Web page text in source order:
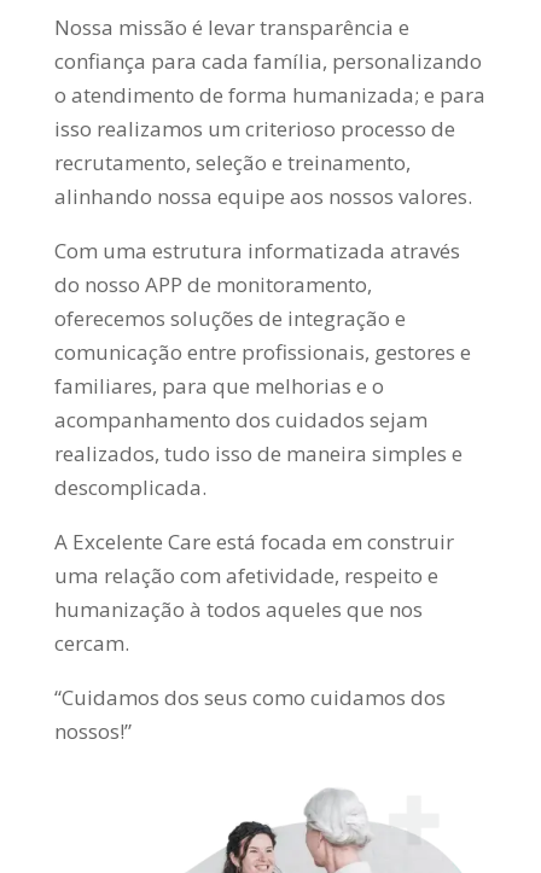
Nossa missão é levar transparência e
confiança para cada família, personalizando
o atendimento de forma humanizada; e para
isso realizamos um criterioso processo de
recrutamento, seleção e treinamento,
alinhando nossa equipe aos nossos valores.
Com uma estrutura informatizada através
do nosso APP de monitoramento,
oferecemos soluções de integração e
comunicação entre profissionais, gestores e
familiares, para que melhorias e o
acompanhamento dos cuidados sejam
realizados, tudo isso de maneira simples e
descomplicada.
A Excelente Care está focada em construir
uma relação com afetividade, respeito e
humanização à todos aqueles que nos
cercam.
“Cuidamos dos seus como cuidamos dos
nossos!”